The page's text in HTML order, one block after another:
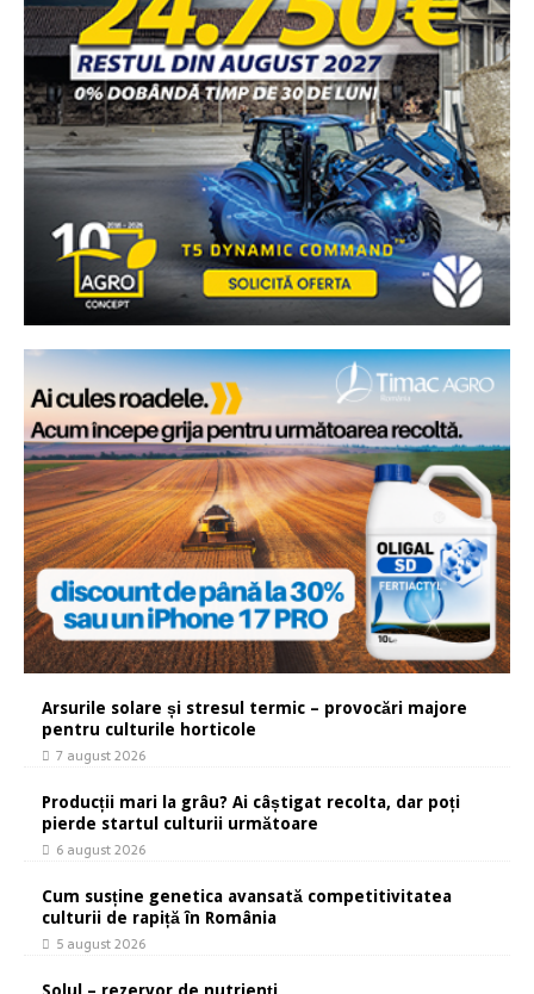
Arsurile solare și stresul termic – provocări majore
pentru culturile horticole
7 august 2026
Producții mari la grâu? Ai câștigat recolta, dar poți
pierde startul culturii următoare
6 august 2026
Cum susține genetica avansată competitivitatea
culturii de rapiță în România
5 august 2026